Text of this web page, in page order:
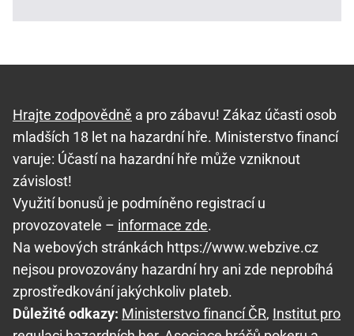
Hrajte zodpovědně a pro zábavu! Zákaz účasti osob
mladších 18 let na hazardní hře. Ministerstvo financí
varuje: Účastí na hazardní hře může vzniknout
závislost!
Využití bonusů je podmíněno registrací u
provozovatele – informace zde.
Na webových stránkách https://www.webzive.cz
nejsou provozovány hazardní hry ani zde neprobíhá
zprostředkování jakýchkoliv plateb.
Důležité odkazy: Ministerstvo financí ČR, Institut pro